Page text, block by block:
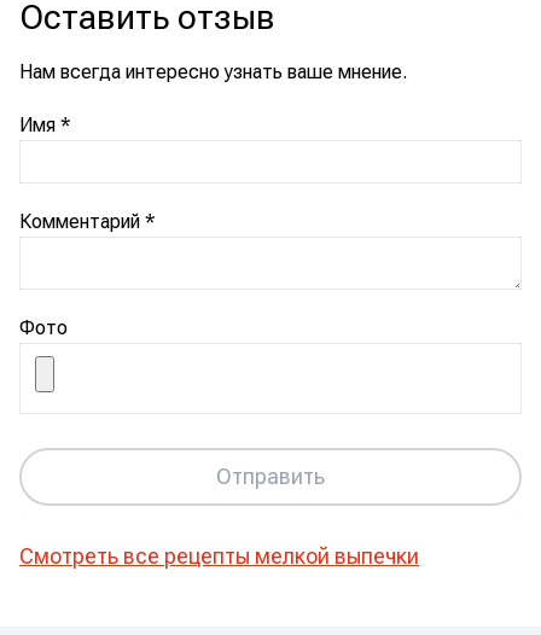
Оставить отзыв
Нам всегда интересно узнать ваше мнение.
Имя *
Комментарий *
Фото
Отправить
Смотреть все рецепты мелкой выпечки